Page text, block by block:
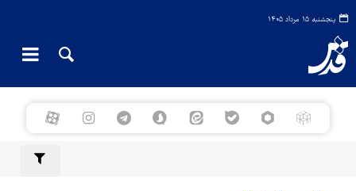
پنجشنبه ۱۵ مرداد ۱۴۰۵